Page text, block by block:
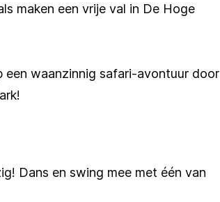
maken een vrije val in De Hoge
een waanzinnig safari-avontuur door
Dans en swing mee met één van